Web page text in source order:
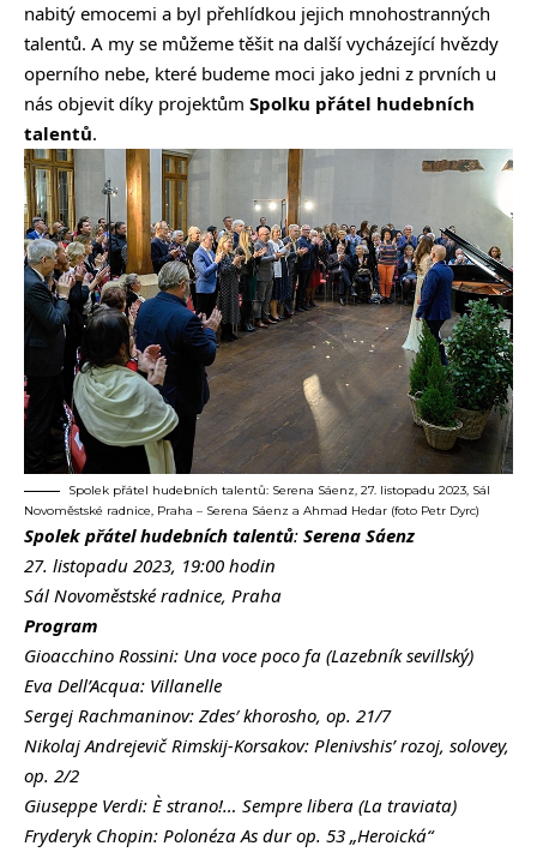
nabitý emocemi a byl přehlídkou jejich mnohostranných
talentů. A my se můžeme těšit na další vycházející hvězdy
operního nebe, které budeme moci jako jedni z prvních u
nás objevit díky projektům Spolku přátel hudebních
talentů.
Spolek přátel hudebních talentů: Serena Sáenz, 27. listopadu 2023, Sál
Novoměstské radnice, Praha – Serena Sáenz a Ahmad Hedar (foto Petr Dyrc)
Spolek přátel hudebních talentů: Serena Sáenz
27. listopadu 2023, 19:00 hodin
Sál Novoměstské radnice, Praha
Program
Gioacchino Rossini: Una voce poco fa (Lazebník sevillský)
Eva Dell’Acqua: Villanelle
Sergej Rachmaninov: Zdes′ khorosho, op. 21/7
Nikolaj Andrejevič Rimskij-Korsakov: Plenivshis’ rozoj, solovey,
op. 2/2
Giuseppe Verdi: È strano!… Sempre libera (La traviata)
Fryderyk Chopin: Polonéza As dur op. 53 „Heroická“